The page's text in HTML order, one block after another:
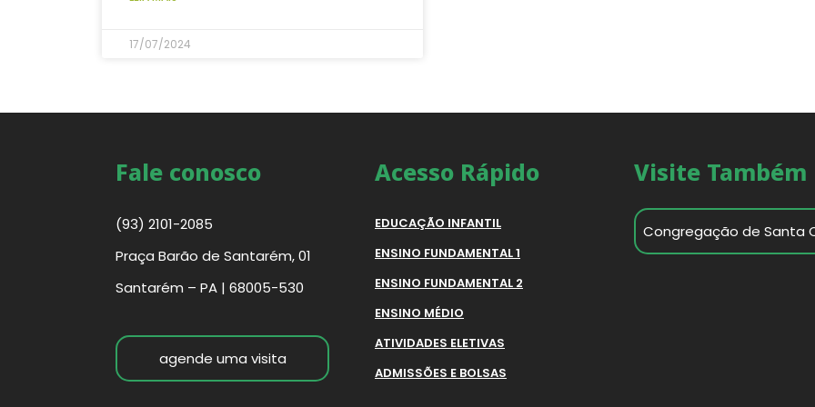
17/07/2024
Fale conosco
(93) 2101-2085
Praça Barão de Santarém, 01
Santarém – PA | 68005-530
agende uma visita
Acesso Rápido
EDUCAÇÃO INFANTIL
ENSINO FUNDAMENTAL 1
ENSINO FUNDAMENTAL 2
ENSINO MÉDIO
ATIVIDADES ELETIVAS
ADMISSÕES E BOLSAS
Visite Também
Congregação de Santa